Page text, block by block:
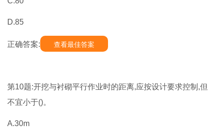
D.85
正确答案: 查看最佳答案
第10题:开挖与衬砌平行作业时的距离,应按设计要求控制,但
不宜小于()。
A.30m